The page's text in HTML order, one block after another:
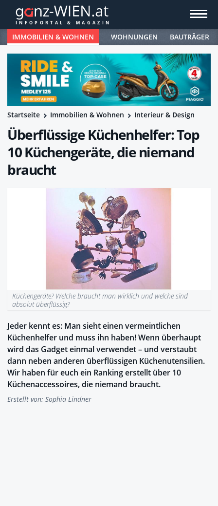
IMMOBILIEN & WOHNEN WOHNUNGEN BAUTRÄGER
Startseite Immobilien & Wohnen Interieur & Design
Überflüssige Küchenhelfer: Top
10 Küchengeräte, die niemand
braucht
Küchengeräte? Welche braucht man wirklich und welche sind
absolut überflüssig?
Jeder kennt es: Man sieht einen vermeintlichen
Küchenhelfer und muss ihn haben! Wenn überhaupt
wird das Gadget einmal verwendet – und verstaubt
dann neben anderen überflüssigen Küchenutensilien.
Wir haben für euch ein Ranking erstellt über 10
Küchenaccessoires, die niemand braucht.
Erstellt von: Sophia Lindner